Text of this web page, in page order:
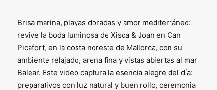
Brisa marina, playas doradas y amor mediterráneo:
revive la boda luminosa de Xisca & Joan en Can
Picafort, en la costa noreste de Mallorca, con su
ambiente relajado, arena fina y vistas abiertas al mar
Balear. Este video captura la esencia alegre del día:
preparativos con luz natural y buen rollo, ceremonia